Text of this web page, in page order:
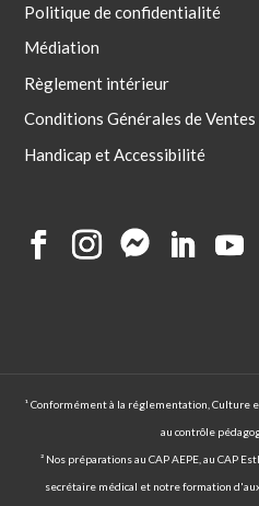
Politique de confidentialité
Médiation
Règlement intérieur
Conditions Générales de Ventes
Handicap et Accessibilité
¹ Conformément à la réglementation, Culture
au contrôle
² Nos préparations au CAP AEPE, au CAP
secrétaire médical et notre formation